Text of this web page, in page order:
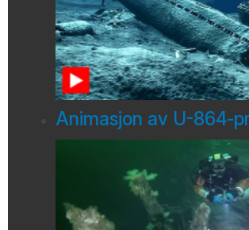
Animasjon av U-864-